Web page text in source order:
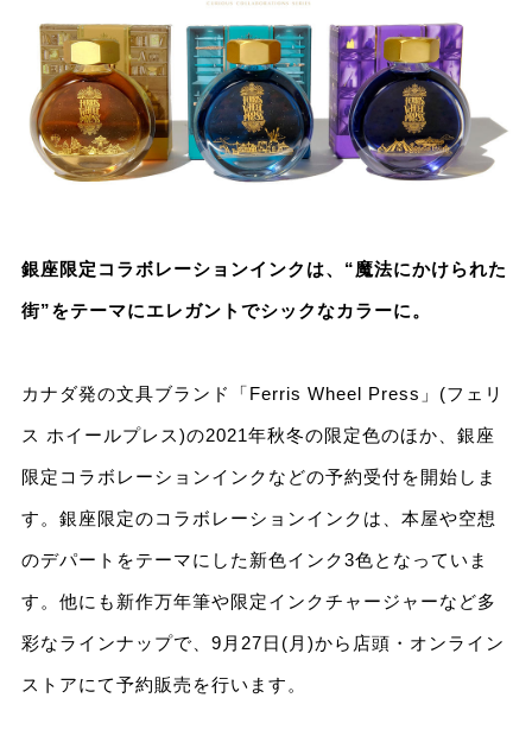
銀座限定コラボレーションインクは、“魔法にかけられた
街”をテーマにエレガントでシックなカラーに。
カナダ発の⽂具ブランド「Ferris Wheel Press」(フェリ
ス ホイールプレス)の2021年秋冬の限定⾊のほか、銀座
限定コラボレーションインクなどの予約受付を開始しま
す。銀座限定のコラボレーションインクは、本屋や空想
のデパートをテーマにした新⾊インク3⾊となっていま
す。他にも新作万年筆や限定インクチャージャーなど多
彩なラインナップで、9⽉27⽇(⽉)から店頭・オンライン
ストアにて予約販売を⾏います。